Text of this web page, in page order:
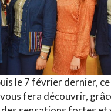
le 7 février dernier,
fera découvrir,